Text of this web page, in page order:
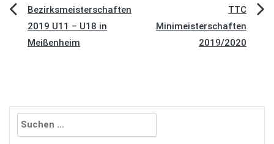
Beitragsnavigation
Bezirksmeisterschaften
2019 U11 – U18 in
Meißenheim
TTC
Minimeisterschaften
2019/2020
Suchen
nach: